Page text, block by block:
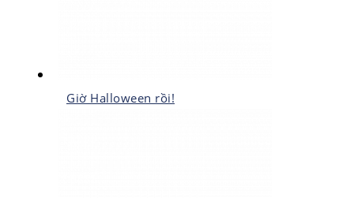
Giờ Halloween rồi!